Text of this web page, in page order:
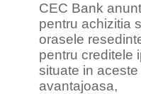
CEC Bank
pentru achizitia
orasele
pentru creditele
situate in
avantajoasa,